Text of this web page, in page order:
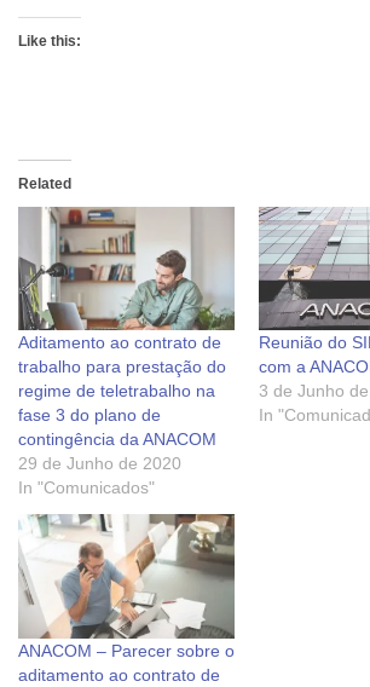
Like this:
Related
Aditamento ao contrato de
trabalho para prestação do
regime de teletrabalho na
fase 3 do plano de
contingência da ANACOM
29 de Junho de 2020
In "Comunicados"
Reunião do
com a
3 de Junho
In
ANACOM – Parecer sobre o
aditamento ao contrato de